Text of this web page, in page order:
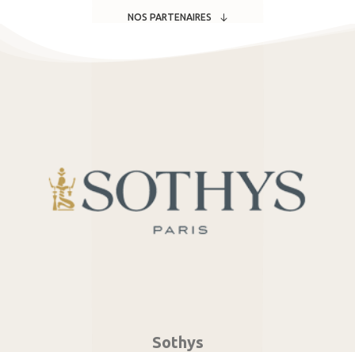
NOS PARTENAIRES
Sothys